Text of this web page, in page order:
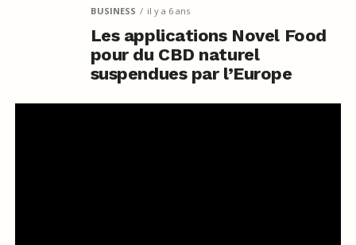
BUSINESS il y a 6 ans
Les applications Novel Food
pour du CBD naturel
suspendues par l’Europe